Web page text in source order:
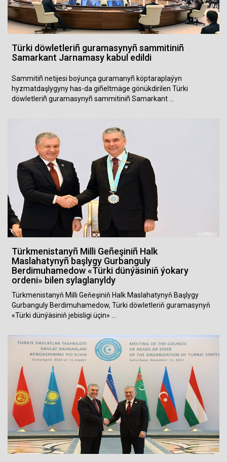
Türki döwletleriñ guramasynyñ sammitiniñ
Samarkant Jarnamasy kabul edildi
Sammitiñ netijesi boýunça guramanyñ köptaraplaýyn
hyzmatdaşlygyny has-da giñeltmäge gönükdirilen Türki
döwletleriñ guramasynyñ sammitiniñ Samarkant …
Türkmenistanyñ Milli Geñeşiniñ Halk
Maslahatynyñ başlygy Gurbanguly
Berdimuhamedow «Türki dünýäsiniň ýokary
ordeni» bilen sylaglanyldy
Türkmenistanyň Milli Geňeşiniň Halk Maslahatynyň Başlygy
Gurbanguly Berdimuhamedow, Türki döwletleriň guramasynyň
«Türki dünýäsiniň jebisligi üçin» …